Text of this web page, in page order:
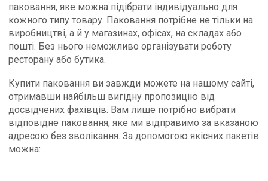
паковання, яке можна підібрати індивідуально для
кожного типу товару. Паковання потрібне не тільки на
виробництві, а й у магазинах, офісах, на складах або
пошті. Без нього неможливо організувати роботу
ресторану або бутика.
Купити паковання ви завжди можете на нашому сайті,
отримавши найбільш вигідну пропозицію від
досвідчених фахівців. Вам лише потрібно вибрати
відповідне паковання, яке ми відправимо за вказаною
адресою без зволікання. За допомогою якісних пакетів
можна: